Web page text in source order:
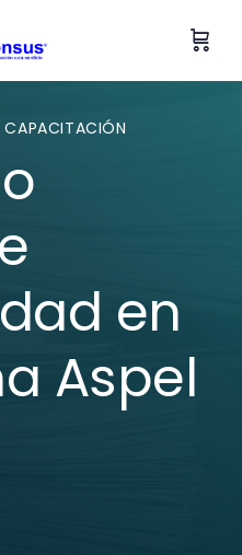
CAPACITACIÓN
en
Aspel